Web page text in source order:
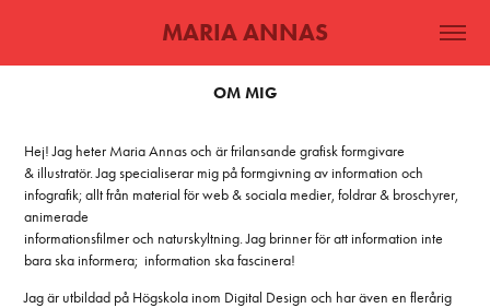
MARIA ANNAS
OM MIG
Hej! Jag heter Maria Annas och är frilansande grafisk formgivare
& illustratör. Jag specialiserar mig på formgivning av information och
infografik; allt från material för web & sociala medier, foldrar & broschyrer,
animerade
informationsfilmer och naturskyltning. Jag brinner för att information inte
bara ska informera; information ska fascinera!
Jag är utbildad på Högskola inom Digital Design och har även en flerårig